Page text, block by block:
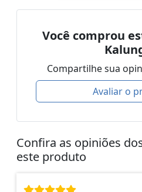
Você comprou
Compartilhe sua
Avaliar o
Confira as opiniões
este produto